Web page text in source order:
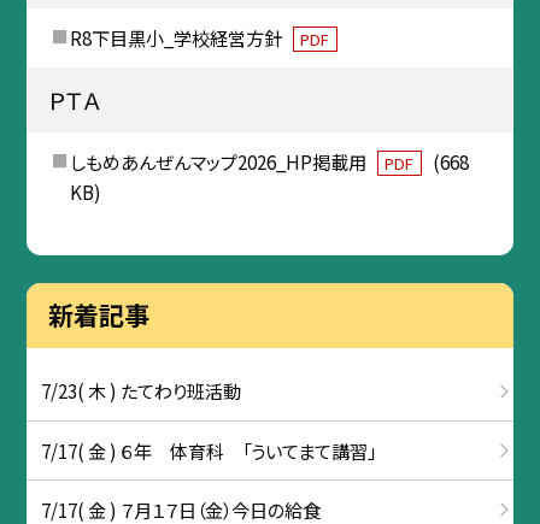
R8下目黒小_学校経営方針 PDF
ＰＴＡ
しもめあんぜんマップ2026_HP掲載用 PDF
(668
KB)
新着記事
7/23( 木 ) たてわり班活動
7/17( 金 ) ６年 体育科 「ういてまて講習」
7/17( 金 ) ７月１７日（金）今日の給食